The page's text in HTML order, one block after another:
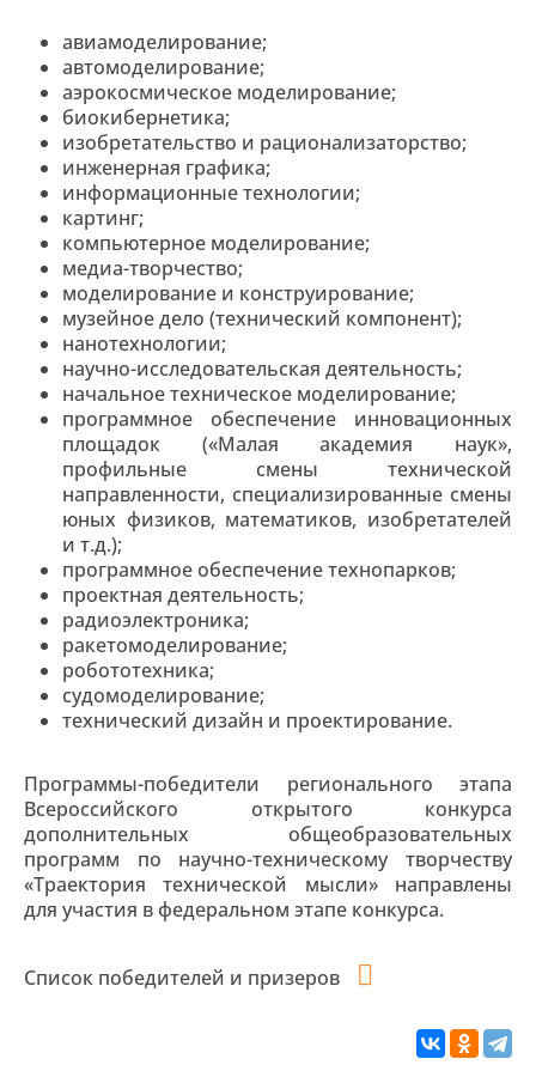
авиамоделирование;
автомоделирование;
аэрокосмическое моделирование;
биокибернетика;
изобретательство и рационализаторство;
инженерная графика;
информационные технологии;
картинг;
компьютерное моделирование;
медиа-творчество;
моделирование и конструирование;
музейное дело (технический компонент);
нанотехнологии;
научно-исследовательская деятельность;
начальное техническое моделирование;
программное обеспечение инновационных
площадок («Малая академия наук»,
профильные смены технической
направленности, специализированные смены
юных физиков, математиков, изобретателей
и т.д.);
программное обеспечение технопарков;
проектная деятельность;
радиоэлектроника;
ракетомоделирование;
робототехника;
судомоделирование;
технический дизайн и проектирование.
Программы-победители регионального этапа
Всероссийского открытого конкурса
дополнительных общеобразовательных
программ по научно-техническому творчеству
«Траектория технической мысли» направлены
для участия в федеральном этапе конкурса.
Список победителей и призеров